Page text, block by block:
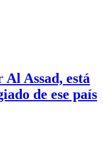
Assad, está
de ese país